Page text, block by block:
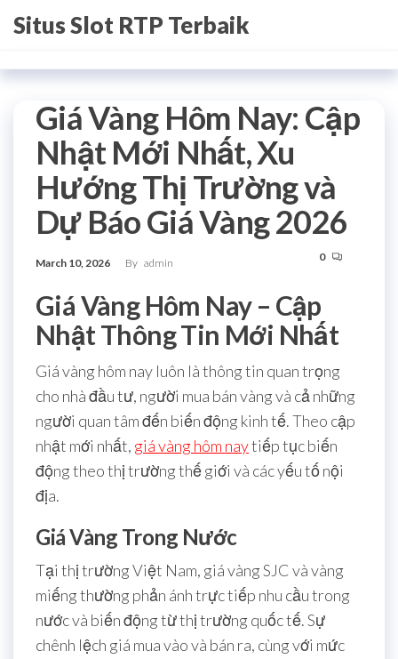
toSitus Slot RTP Terbaik
Giá Vàng Hôm Nay: Cập
Nhật Mới Nhất, Xu
Hướng Thị Trường và
Dự Báo Giá Vàng 2026
March 10, 2026 By admin 0
Giá Vàng Hôm Nay – Cập
Nhật Thông Tin Mới Nhất
Giá vàng hôm nay luôn là thông tin quan trọng
cho nhà đầu tư, người mua bán vàng và cả những
người quan tâm đến biến động kinh tế. Theo cập
nhật mới nhất, giá vàng hôm naytiếp tục biến
động theo thị trường thế giới và các yếu tố nội
địa.
Giá Vàng Trong Nước
Tại thị trường Việt Nam, giá vàng SJC và vàng
miếng thường phản ánh trực tiếp nhu cầu trong
nước và biến động từ thị trường quốc tế. Sự
chênh lệch giá mua vào và bán ra, cùng với mức